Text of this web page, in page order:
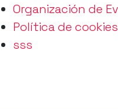
Organización de
Política de
sss